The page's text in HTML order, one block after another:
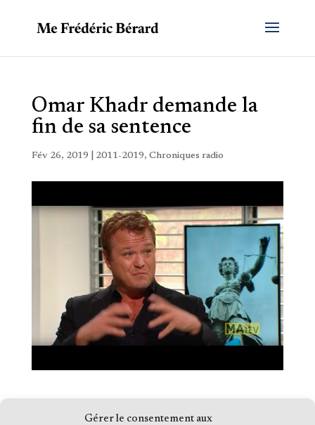
Gérer le consentement aux
Omar Khadr demande la
fin de sa sentence
Fév 26, 2019 2011-2019, Chroniques radio